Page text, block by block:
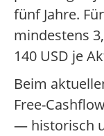
fünf Jahre.
mindestens
140 USD je
Beim
Free-
— historisch